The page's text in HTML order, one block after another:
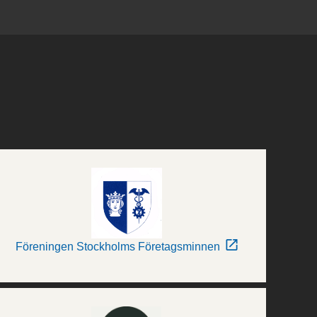
Föreningen Stockholms Företagsminnen